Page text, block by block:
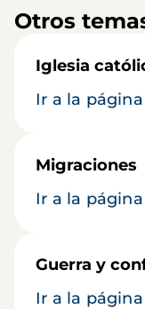
Otros
Iglesia
Ir a la
Migraciones
Ir a la
Guerra y
Ir a la